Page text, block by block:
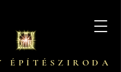
É P Í T É S Z I R O D A